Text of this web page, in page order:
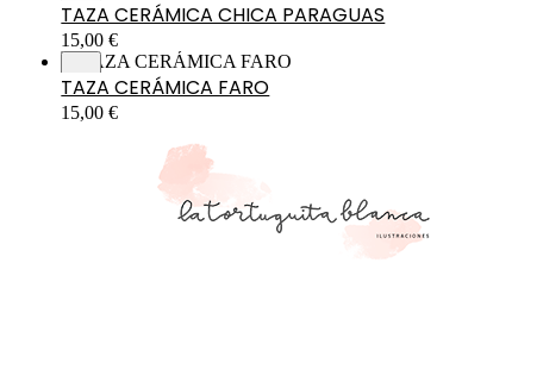
TAZA CERÁMICA CHICA PARAGUAS
15,00€
TAZA CERÁMICA FARO
15,00€